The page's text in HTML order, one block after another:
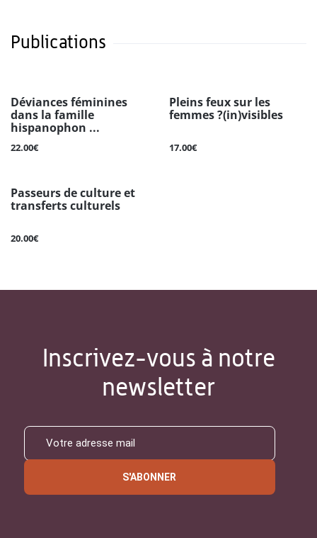
Publications
Déviances féminines
dans la famille
hispanophon ...
22.00€
Pleins feux sur les
femmes ?(in)visibles
17.00€
Passeurs de culture et
transferts culturels
20.00€
Inscrivez-vous à notre
newsletter
S'ABONNER